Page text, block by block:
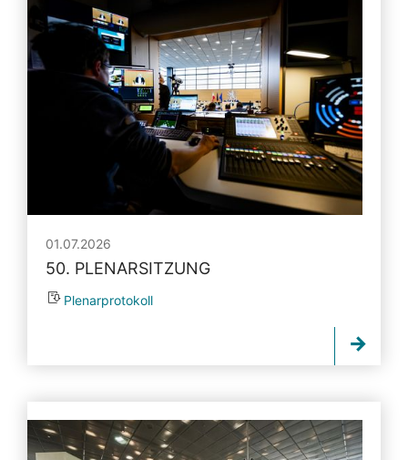
01.07.2026
50. PLENARSITZUNG
Plenarprotokoll